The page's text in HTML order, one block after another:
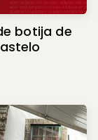
botija de